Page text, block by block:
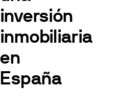
inversión
inmobiliaria
en
España